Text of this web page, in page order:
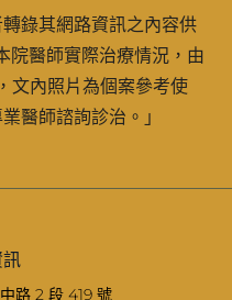
錄其網路資訊之內容供
院醫師實際治療情況，由
文內照片為個案參考使
醫師諮詢診治。」
路 2 段 419 號